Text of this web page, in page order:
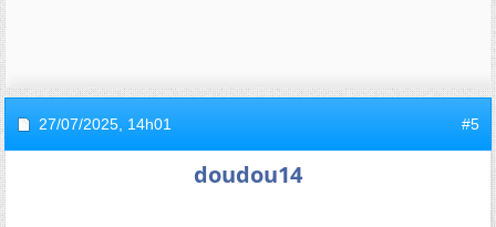
27/07/2025, 14h01 #5
doudou14